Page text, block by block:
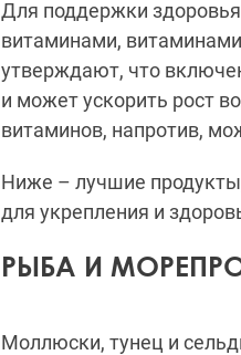
Для поддержки
витаминами,
утверждают, что в
и может ускорить рост
витаминов, напротив,
Ниже – лучшие
для укрепления и
РЫБА И
Моллюски, тунец и